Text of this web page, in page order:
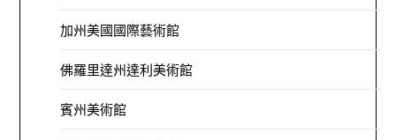
加州美國國際藝術館
佛羅里達州達利美術館
賓州美術館